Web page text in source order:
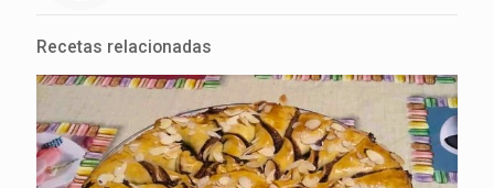
Recetas relacionadas